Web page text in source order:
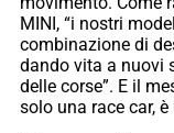
MINI, “i nostri
combinazione di
dando vita a nuovi
delle corse”. E il
solo una race car,